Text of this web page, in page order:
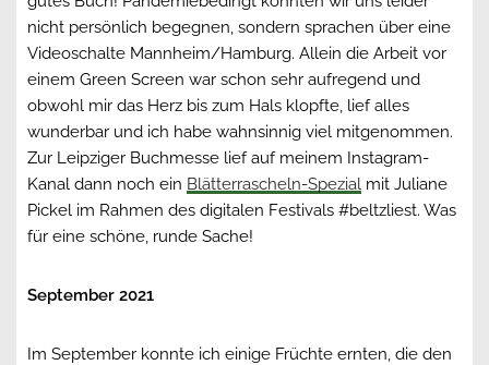
nicht persönlich begegnen, sondern sprachen über eine
Videoschalte Mannheim/Hamburg. Allein die Arbeit vor
einem Green Screen war schon sehr aufregend und
obwohl mir das Herz bis zum Hals klopfte, lief alles
wunderbar und ich habe wahnsinnig viel mitgenommen.
Zur Leipziger Buchmesse lief auf meinem Instagram-
Kanal dann noch ein Blätterrascheln-Spezial mit Juliane
Pickel im Rahmen des digitalen Festivals #beltzliest. Was
für eine schöne, runde Sache!
September 2021
Im September konnte ich einige Früchte ernten, die den